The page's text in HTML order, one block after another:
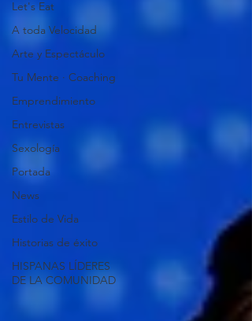
Let's Eat
A toda Velocidad
Arte y Espectáculo
Tu Mente · Coaching
Emprendimiento
Entrevistas
Sexología
Portada
News
Estilo de Vida
Historias de éxito
HISPANAS LÍDERES
DE LA COMUNIDAD